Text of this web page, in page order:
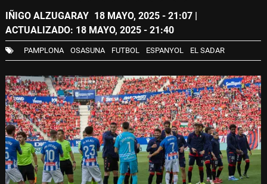
IÑIGO ALZUGARAY 18 MAYO, 2025 - 21:07 |
ACTUALIZADO: 18 MAYO, 2025 - 21:40
PAMPLONA OSASUNA FUTBOL ESPANYOL EL SADAR